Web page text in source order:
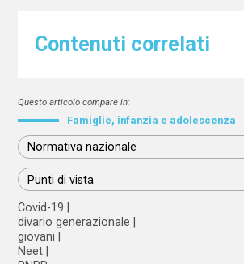
Contenuti correlati
Questo articolo compare in:
Famiglie, infanzia e adolescenza
Normativa nazionale
Punti di vista
Covid-19
divario generazionale
giovani
Neet